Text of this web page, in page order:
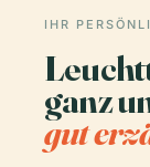
IHR
ganz
gut